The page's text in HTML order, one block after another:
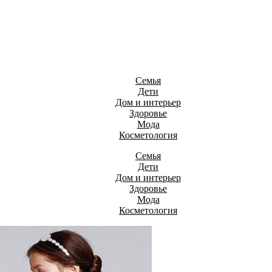
Семья
Дети
Дом и интерьер
Здоровье
Мода
Косметология
Семья
Дети
Дом и интерьер
Здоровье
Мода
Косметология